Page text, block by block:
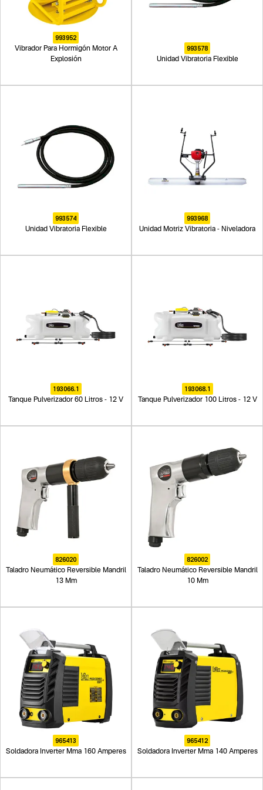
993952
Vibrador Para Hormigón Motor A
Explosión
993578
Unidad Vibratoria Flexible
993574
Unidad Vibratoria Flexible
993968
Unidad Motriz Vibratoria - Niveladora
193066.1
Tanque Pulverizador 60 Litros - 12 V
193068.1
Tanque Pulverizador 100 Litros - 12 V
826020
Taladro Neumático Reversible Mandril
13 Mm
826002
Taladro Neumático Reversible Mandril
10 Mm
965413
Soldadora Inverter Mma 160 Amperes
965412
Soldadora Inverter Mma 140 Amperes